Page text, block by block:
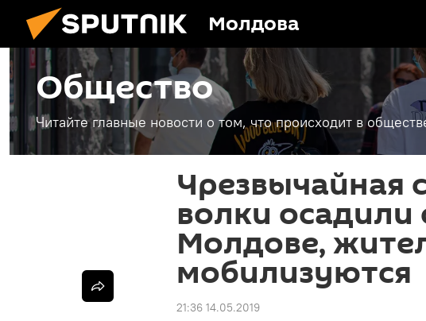
Молдова
Общество
Читайте главные новости о том, что происходит в
Чрезвычайная
волки осадили
Молдове,
мобилизуются
21:36 14.05.2019